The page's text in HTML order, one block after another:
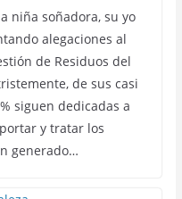
niña soñadora, su yo
alegaciones al
de Residuos del
de sus casi
siguen dedicadas a
y tratar los
generado…